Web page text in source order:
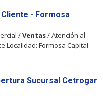
- Formosa
/Ventas/ Atención al
Localidad: Formosa Capital
Sucursal Cetrogar